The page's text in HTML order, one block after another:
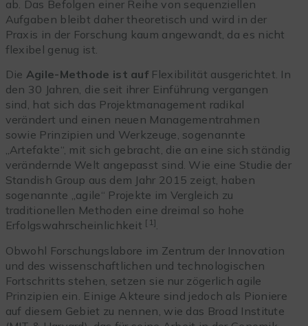
ab. Das Befolgen einer Reihe von sequenziellen
Aufgaben bleibt daher theoretisch und wird in der
Praxis in der Forschung kaum angewandt, da es nicht
flexibel genug ist.
Die Agile-Methode ist auf Flexibilität ausgerichtet. In
den 30 Jahren, die seit ihrer Einführung vergangen
sind, hat sich das Projektmanagement radikal
verändert und einen neuen Managementrahmen
sowie Prinzipien und Werkzeuge, sogenannte
„Artefakte“, mit sich gebracht, die an eine sich ständig
verändernde Welt angepasst sind. Wie eine Studie der
Standish Group aus dem Jahr 2015 zeigt, haben
sogenannte „agile“ Projekte im Vergleich zu
traditionellen Methoden eine dreimal so hohe
Erfolgswahrscheinlichkeit [1].
Obwohl Forschungslabore im Zentrum der Innovation
und des wissenschaftlichen und technologischen
Fortschritts stehen, setzen sie nur zögerlich agile
Prinzipien ein. Einige Akteure sind jedoch als Pioniere
auf diesem Gebiet zu nennen, wie das Broad Institute